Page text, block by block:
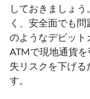
しておきましょ
く、安全面でも
のようなデビット
ATMで現地通貨
失リスクを下げる
す。